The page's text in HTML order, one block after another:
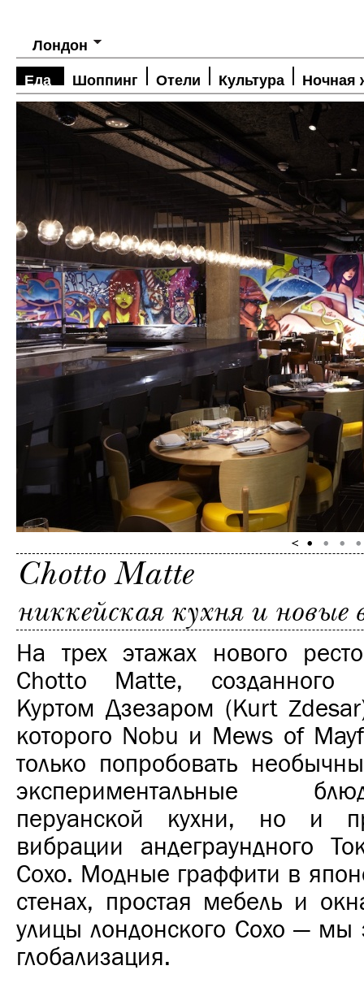
Лондон
Еда Шоппинг Отели Культура Ночная
Chotto Matte
никкейская кухня и новые
На трех этажах нового
Chotto Matte, созданного
Куртом Дзезаром (Kurt
которого Nobu и Mews of
только попробовать
экспериментальные
перуанской кухни, но и
вибрации андеграундного
Сохо. Модные граффити в
стенах, простая мебель и
улицы лондонского Сохо — мы
глобализация.